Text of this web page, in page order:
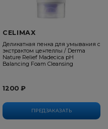
ПРЕДЗАКАЗАТЬ
CELIMAX
Деликатная пенка для умывания с
экстрактом центеллы / Derma
Nature Relief Madecica pH
Balancing Foam Cleansing
1200 ₽